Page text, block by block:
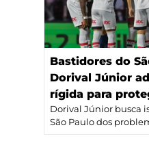
Bastidores do
Dorival Júnior
rígida para
Dorival Júnior busca
São Paulo dos